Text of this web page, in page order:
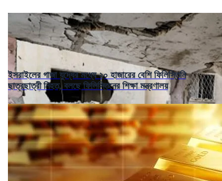
ইসরাইলের গাজা যুদ্ধের মধ্যে ২০ হাজারের বেশি ফিলিস্তিনি
ছাত্রছাত্রী নিহত, বলছে ফিলিস্তিনের শিক্ষা মন্ত্রণালয়